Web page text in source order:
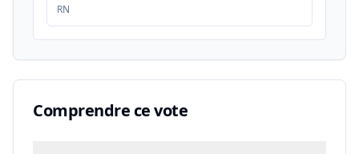
RN
Comprendre ce vote